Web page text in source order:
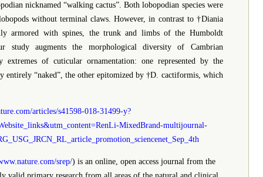
nicknamed “walking cactus”. Both lobopodian species were
without terminal claws. However, in contrast to †Diania
armored with spines, the trunk and limbs of the Humboldt
study augments the morphological diversity of Cambrian
extremes of cuticular ornamentation: one represented by the
“naked”, the other epitomized by †D. cactiformis, which
articles/s41598-018-31499-y?
MixedBrand-multijournal-
srep/) is an online, open access journal from the